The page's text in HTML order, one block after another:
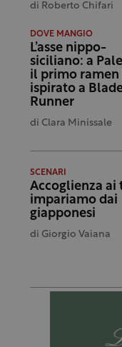
di Roberto Chifari
DOVE MANGIO
L’asse nippo-
siciliano: a
il primo ramen
ispirato a
Runner
di Clara Minissale
SCENARI
Accoglienza ai
impariamo dai
giapponesi
di Giorgio Vaiana